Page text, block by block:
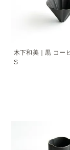
木下和美｜黒 コー
S